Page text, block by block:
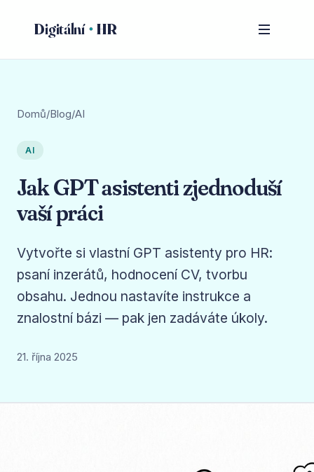
Digitální HR
Domů/Blog/AI
AI
Jak GPT asistenti zjednoduší
vaší práci
Vytvořte si vlastní GPT asistenty pro HR:
psaní inzerátů, hodnocení CV, tvorbu
obsahu. Jednou nastavíte instrukce a
znalostní bázi — pak jen zadáváte úkoly.
21. října 2025